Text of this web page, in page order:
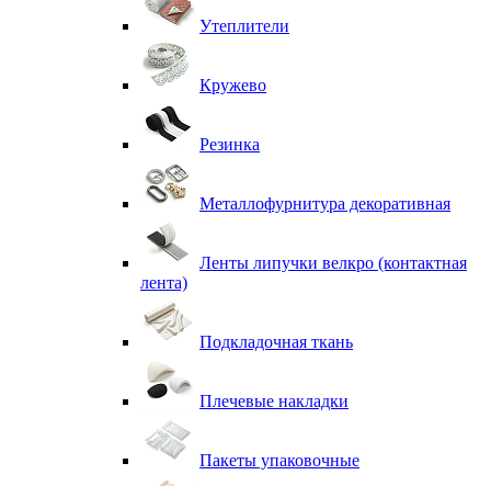
Утеплители
Кружево
Резинка
Металлофурнитура декоративная
Ленты липучки велкро (контактная
лента)
Подкладочная ткань
Плечевые накладки
Пакеты упаковочные